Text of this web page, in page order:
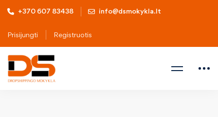
+370 607 83438 info@dsmokykla.lt
Prisijungti Registruotis